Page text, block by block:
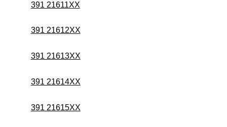
391 21611XX
391 21612XX
391 21613XX
391 21614XX
391 21615XX